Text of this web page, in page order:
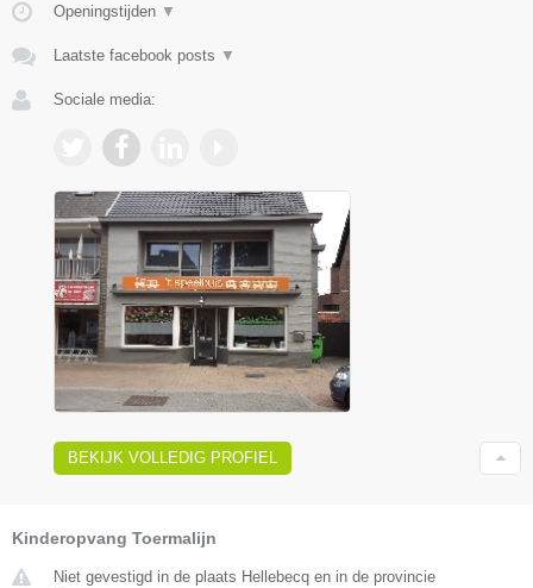
Openingstijden ▼
Laatste facebook posts ▼
Sociale media:
BEKIJK VOLLEDIG PROFIEL
Kinderopvang Toermalijn
Niet gevestigd in de plaats Hellebecq en in de provincie